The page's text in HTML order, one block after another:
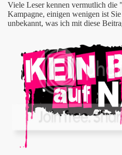
Viele Leser kennen vermutlich
Kampagne, einigen wenigen ist
unbekannt, was ich mit diese
Eimer Hühnerherzen